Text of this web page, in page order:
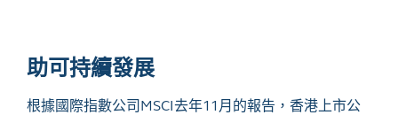
助可持續發展
根據國際指數公司 MSCI去年11 月的報告，香港上市公